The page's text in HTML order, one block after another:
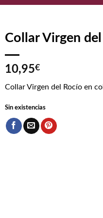
Collar Virgen
10,95€
Collar Virgen del Rocío en
Sin existencias